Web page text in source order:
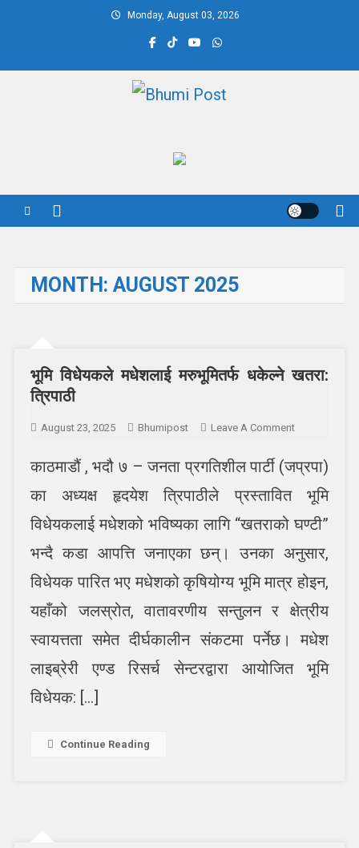
content
Monday, August 03, 2026
MONTH: AUGUST 2025
भूमि विधेयकले मधेशलाई मरुभूमितर्फ धकेल्ने खतरा:
त्रिपाठी
August 23, 2025 Bhumipost Leave A CommentOn
विधेयकले
मरुभूमितर्फ
धकेल्ने
त्रिपाठी
काठमाडौं , भदौ ७ – जनता प्रगतिशील पार्टी (जप्रपा)
का अध्यक्ष हृदयेश त्रिपाठीले प्रस्तावित भूमि
विधेयकलाई मधेशको भविष्यका लागि “खतराको घण्टी”
भन्दै कडा आपत्ति जनाएका छन्। उनका अनुसार,
विधेयक पारित भए मधेशको कृषियोग्य भूमि मात्र होइन,
यहाँको जलस्रोत, वातावरणीय सन्तुलन र क्षेत्रीय
स्वायत्तता समेत दीर्घकालीन संकटमा पर्नेछ। मधेश
लाइब्रेरी एण्ड रिसर्च सेन्टरद्वारा आयोजित भूमि
विधेयक: […]
Continue Reading